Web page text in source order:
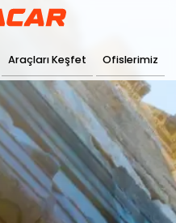
Araçları Keşfet Ofislerimiz